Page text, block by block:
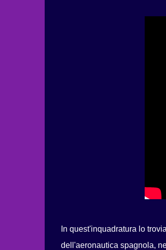
In quest'inquadratura lo
dell'aeronautica spagnola,